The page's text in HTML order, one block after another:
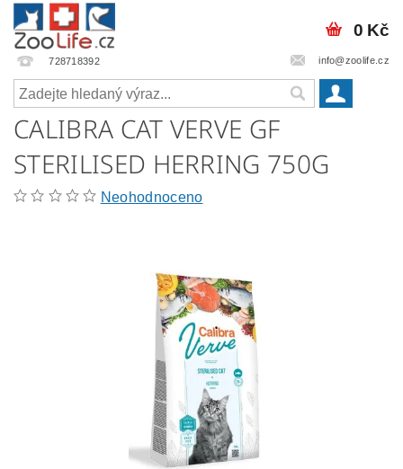
728718392 info@zoolife.cz
0 Kč
CALIBRA CAT VERVE GF
STERILISED HERRING 750G
Neohodnoceno